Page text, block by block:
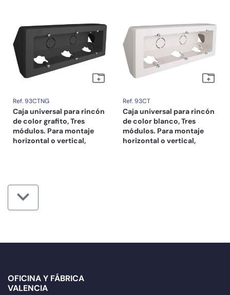
Ref. 93CTNG
Caja universal para rincón
de color grafito, Tres
módulos. Para montaje
horizontal o vertical,
Ref. 93CT
Caja universal para rincón
de color blanco, Tres
módulos. Para montaje
horizontal o vertical,
OFICINA Y FÁBRICA
VALENCIA